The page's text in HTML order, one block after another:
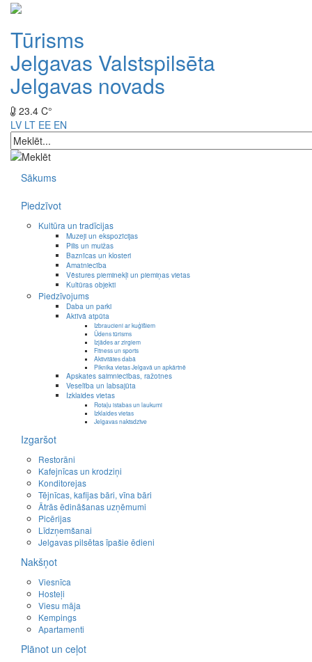
Tūrisms
Jelgavas Valstspilsēta
Jelgavas novads
23.4 C°
LV LT EE EN
Sākums
Piedzīvot
Kultūra un tradīcijas
Muzeji un ekspozīcijas
Pilis un muižas
Baznīcas un klosteri
Amatniecība
Vēstures pieminekļi un piemiņas vietas
Kultūras objekti
Piedzīvojums
Daba un parki
Aktīvā atpūta
Izbraucieni ar kuģīšiem
Ūdens tūrisms
Izjādes ar zirgiem
Fitness un sports
Aktivitātes dabā
Piknika vietas Jelgavā un apkārtnē
Apskates saimniecības, ražotnes
Veselība un labsajūta
Izklaides vietas
Rotaļu istabas un laukumi
Izklaides vietas
Jelgavas naktsdzīve
Izgaršot
Restorāni
Kafejnīcas un krodziņi
Konditorejas
Tējnīcas, kafijas bāri, vīna bāri
Ātrās ēdināšanas uzņēmumi
Picērijas
Līdzņemšanai
Jelgavas pilsētas īpašie ēdieni
Nakšņot
Viesnīca
Hosteļi
Viesu māja
Kempings
Apartamenti
Plānot un ceļot